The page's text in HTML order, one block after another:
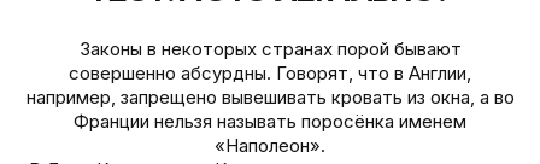
Законы в некоторых странах порой бывают
совершенно абсурдны. Говорят, что в Англии,
например, запрещено вывешивать кровать из окна, а во
Франции нельзя называть поросёнка именем
«Наполеон».